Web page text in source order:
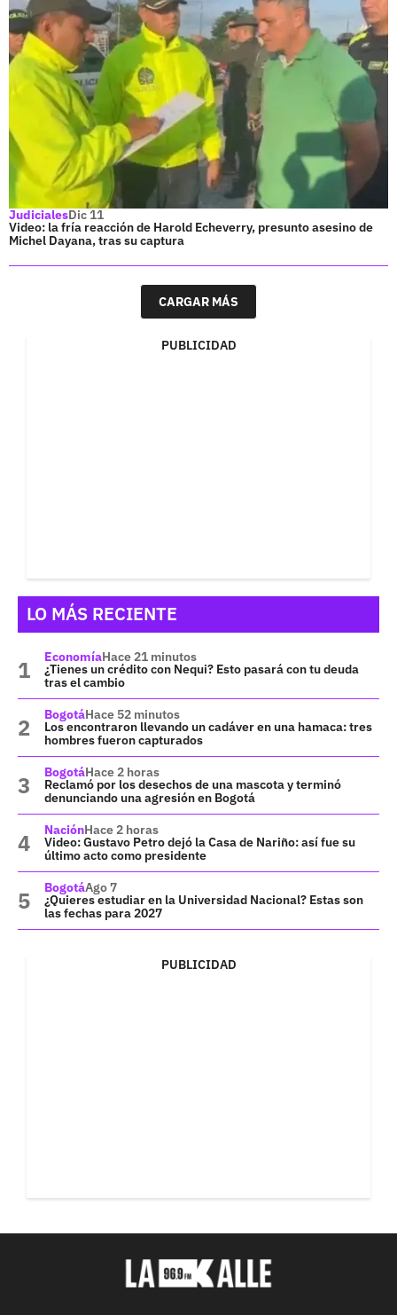
JudicialesDic 11
Video: la fría reacción de Harold Echeverry, presunto asesino de
Michel Dayana, tras su captura
CARGAR MÁS
PUBLICIDAD
LO MÁS RECIENTE
EconomíaHace 21 minutos
¿Tienes un crédito con Nequi? Esto pasará con tu deuda
tras el cambio
BogotáHace 52 minutos
Los encontraron llevando un cadáver en una hamaca: tres
hombres fueron capturados
BogotáHace 2 horas
Reclamó por los desechos de una mascota y terminó
denunciando una agresión en Bogotá
NaciónHace 2 horas
Video: Gustavo Petro dejó la Casa de Nariño: así fue su
último acto como presidente
BogotáAgo 7
¿Quieres estudiar en la Universidad Nacional? Estas son
las fechas para 2027
PUBLICIDAD